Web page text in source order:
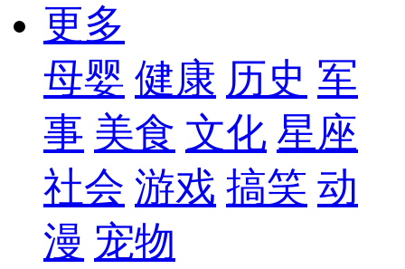
更多
母婴 健康 历史 军
事 美食 文化 星座
社会 游戏 搞笑 动
漫 宠物